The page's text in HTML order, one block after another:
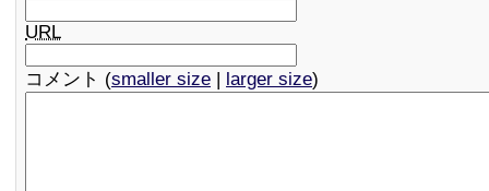
URL
コメント (smaller size | larger size)